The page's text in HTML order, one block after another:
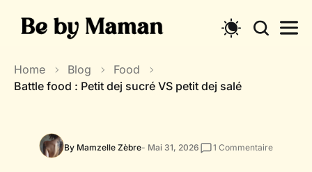
Home Blog
Food
Battle food : Petit dej sucré VS petit dej salé
By Mamzelle Zèbre- Mai 31, 2026 1 Commentaire